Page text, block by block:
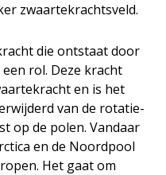
zwaartekrachtsveld.
die ontstaat door
rol. Deze kracht
en is het
van de rotatie-
op de polen. Vandaar
en de Noordpool
Het gaat om